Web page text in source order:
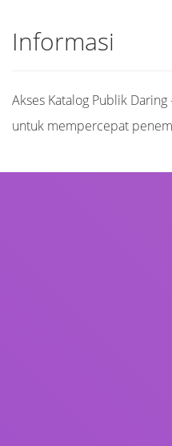
Informasi
Akses Katalog Publik
untuk mempercepat